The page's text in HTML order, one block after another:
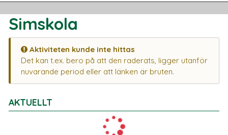
AKTUELLT
Simskola
Aktiviteten kunde inte hittas
Det kan t.ex. bero på att den raderats, ligger utanför
nuvarande period eller att länken är bruten.